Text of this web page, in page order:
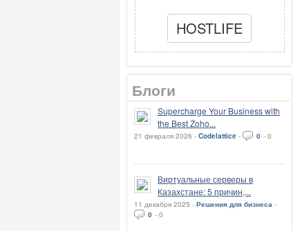
HOSTLIFE
Блоги
Supercharge Your Business with
the Best Zoho...
21 февраля 2026 - Codelattice - 0 - 0
Виртуальные серверы в
Казахстане: 5 причин,...
11 декабря 2025 - Решения для бизнеса -
0 - 0